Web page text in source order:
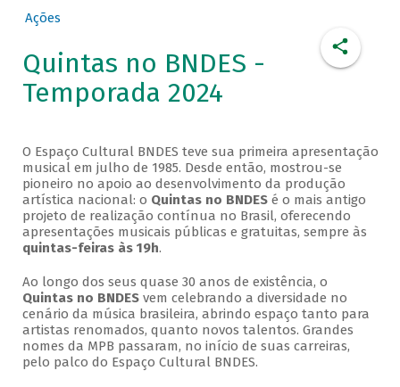
Ações
Quintas no BNDES -
Temporada 2024
O Espaço Cultural BNDES teve sua primeira apresentação
musical em julho de 1985. Desde então, mostrou-se
pioneiro no apoio ao desenvolvimento da produção
artística nacional: o Quintas no BNDESé o mais antigo
projeto de realização contínua no Brasil, oferecendo
apresentações musicais públicas e gratuitas, sempre às
quintas-feiras às 19h.
Ao longo dos seus quase 30 anos de existência, o
Quintas no BNDESvem celebrando a diversidade no
cenário da música brasileira, abrindo espaço tanto para
artistas renomados, quanto novos talentos. Grandes
nomes da MPB passaram, no início de suas carreiras,
pelo palco do Espaço Cultural BNDES.